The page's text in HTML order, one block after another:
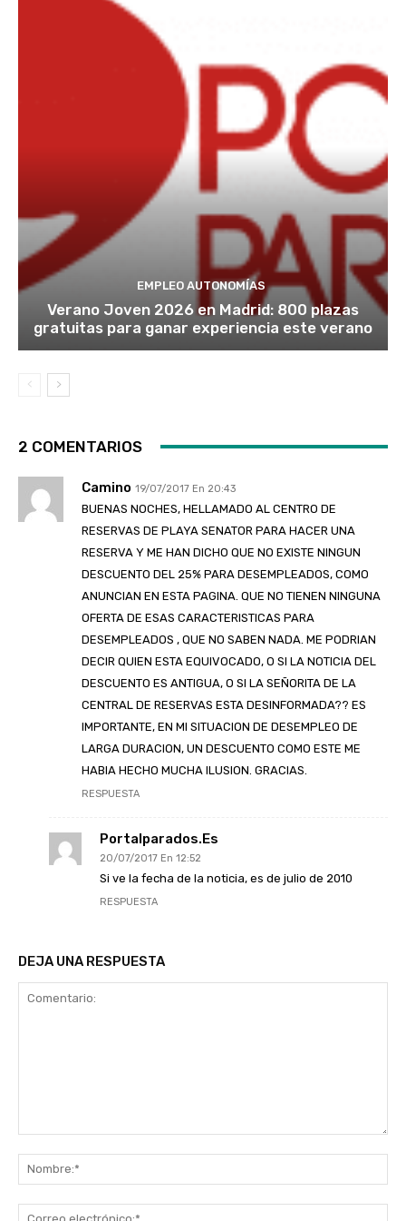
EMPLEO AUTONOMÍAS
Verano Joven 2026 en Madrid: 800 plazas
gratuitas para ganar experiencia este verano
2 COMENTARIOS
Camino 19/07/2017 En 20:43
BUENAS NOCHES, HELLAMADO AL CENTRO DE
RESERVAS DE PLAYA SENATOR PARA HACER UNA
RESERVA Y ME HAN DICHO QUE NO EXISTE NINGUN
DESCUENTO DEL 25% PARA DESEMPLEADOS, COMO
ANUNCIAN EN ESTA PAGINA. QUE NO TIENEN NINGUNA
OFERTA DE ESAS CARACTERISTICAS PARA
DESEMPLEADOS , QUE NO SABEN NADA. ME PODRIAN
DECIR QUIEN ESTA EQUIVOCADO, O SI LA NOTICIA DEL
DESCUENTO ES ANTIGUA, O SI LA SEÑORITA DE LA
CENTRAL DE RESERVAS ESTA DESINFORMADA?? ES
IMPORTANTE, EN MI SITUACION DE DESEMPLEO DE
LARGA DURACION, UN DESCUENTO COMO ESTE ME
HABIA HECHO MUCHA ILUSION. GRACIAS.
RESPUESTA
Portalparados.es
20/07/2017 En 12:52
Si ve la fecha de la noticia, es de julio de 2010
RESPUESTA
DEJA UNA RESPUESTA